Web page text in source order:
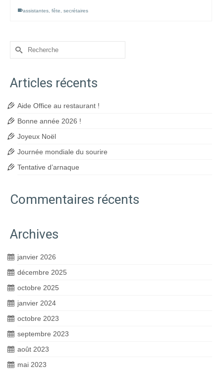
assistantes fête secrétaires
Rechercher :
Articles récents
Aide Office au restaurant !
Bonne année 2026 !
Joyeux Noël
Journée mondiale du sourire
Tentative d’arnaque
Commentaires récents
Archives
janvier 2026
décembre 2025
octobre 2025
janvier 2024
octobre 2023
septembre 2023
août 2023
mai 2023